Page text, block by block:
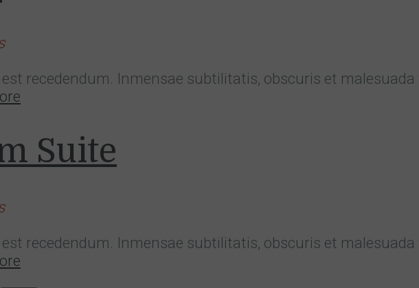
recedendum. Inmensae subtilitatis, obscuris et
Suite
recedendum. Inmensae subtilitatis, obscuris et